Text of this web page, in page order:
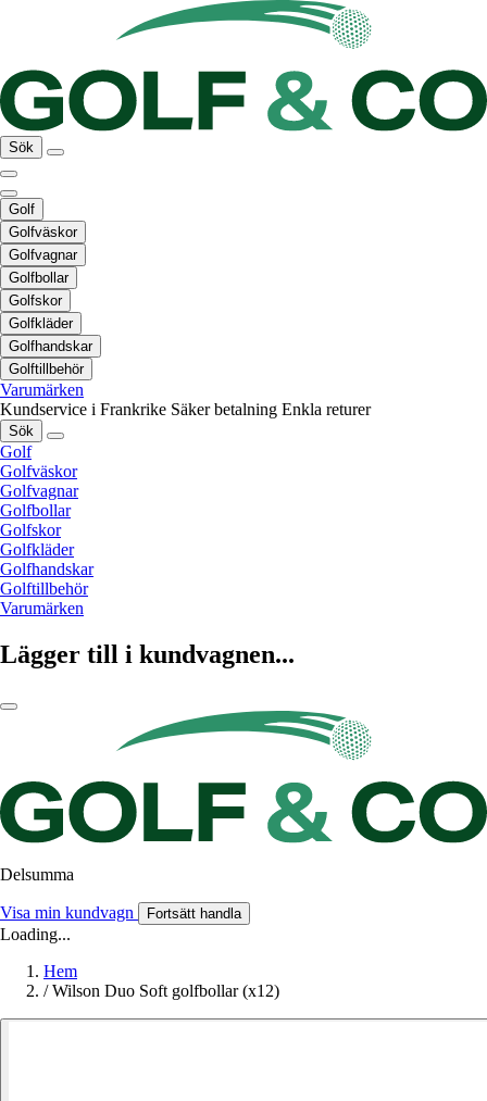
Sök
Golf
Golfväskor
Golfvagnar
Golfbollar
Golfskor
Golfkläder
Golfhandskar
Golftillbehör
Varumärken
Kundservice i Frankrike Säker betalning Enkla returer
Sök
Golf
Golfväskor
Golfvagnar
Golfbollar
Golfskor
Golfkläder
Golfhandskar
Golftillbehör
Varumärken
Lägger till i kundvagnen...
Delsumma
Visa min kundvagn Fortsätt handla
Loading...
Hem
/ Wilson Duo Soft golfbollar (x12)